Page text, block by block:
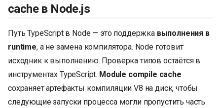
cache в Node.js
Путь TypeScript в Node — это поддержка выполнения в
runtime, а не замена компилятора. Node готовит
исходник к выполнению. Проверка типов остаётся в
инструментах TypeScript. Module compile cache
сохраняет артефакты компиляции V8 на диск, чтобы
следующие запуски процесса могли пропустить часть